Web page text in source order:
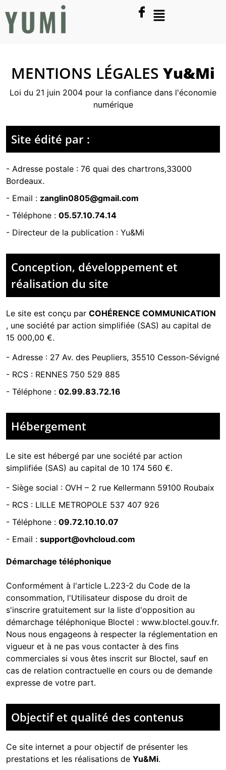
MENTIONS LÉGALES Yu&Mi
Loi du 21 juin 2004 pour la confiance dans l'économie
numérique
Site édité par :
- Adresse postale : 76 quai des chartrons,33000
Bordeaux.
- Email : zanglin0805@gmail.com
- Téléphone : 05.57.10.74.14
- Directeur de la publication : Yu&Mi
Conception, développement et
réalisation du site
Le site est conçu par COHÉRENCE COMMUNICATION
, une société par action simplifiée (SAS) au capital de
15 000,00 €.
- Adresse : 27 Av. des Peupliers, 35510 Cesson-Sévigné
- RCS : RENNES 750 529 885
- Téléphone : 02.99.83.72.16
Hébergement
Le site est hébergé par une société par action
simplifiée (SAS) au capital de 10 174 560 €.
- Siège social : OVH – 2 rue Kellermann 59100 Roubaix
- RCS : LILLE METROPOLE 537 407 926
- Téléphone : 09.72.10.10.07
- Email : support@ovhcloud.com
Démarchage téléphonique
Conformément à l'article L.223-2 du Code de la
consommation, l'Utilisateur dispose du droit de
s'inscrire gratuitement sur la liste d'opposition au
démarchage téléphonique Bloctel : www.bloctel.gouv.fr.
Nous nous engageons à respecter la réglementation en
vigueur et à ne pas vous contacter à des fins
commerciales si vous êtes inscrit sur Bloctel, sauf en
cas de relation contractuelle en cours ou de demande
expresse de votre part.
Objectif et qualité des contenus
Ce site internet a pour objectif de présenter les
prestations et les réalisations de Yu&Mi.